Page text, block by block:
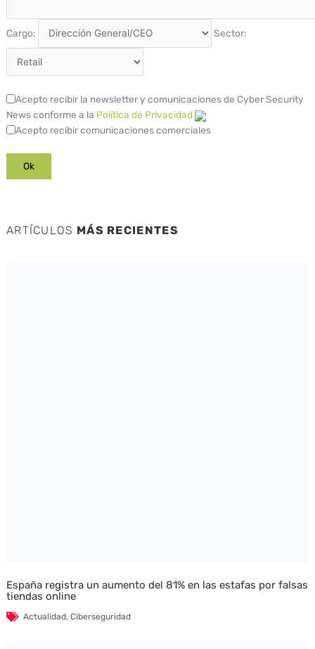
Cargo: Sector:
Acepto recibir la newsletter y comunicaciones de Cyber Security
News conforme a la Política de Privacidad
Acepto recibir comunicaciones comerciales
ARTÍCULOS MÁS RECIENTES
España registra un aumento del 81% en las estafas por falsas
tiendas online
Actualidad, Ciberseguridad